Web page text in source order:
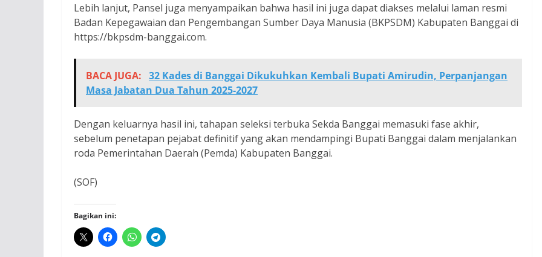
Lebih lanjut, Pansel juga menyampaikan bahwa hasil ini juga dapat diakses melalui laman resmi
Badan Kepegawaian dan Pengembangan Sumber Daya Manusia (BKPSDM) Kabupaten Banggai di
https://bkpsdm-banggai.com.
BACA JUGA: 32 Kades di Banggai Dikukuhkan Kembali Bupati Amirudin, Perpanjangan
Masa Jabatan Dua Tahun 2025-2027
Dengan keluarnya hasil ini, tahapan seleksi terbuka Sekda Banggai memasuki fase akhir,
sebelum penetapan pejabat definitif yang akan mendampingi Bupati Banggai dalam menjalankan
roda Pemerintahan Daerah (Pemda) Kabupaten Banggai.
(SOF)
Bagikan ini: